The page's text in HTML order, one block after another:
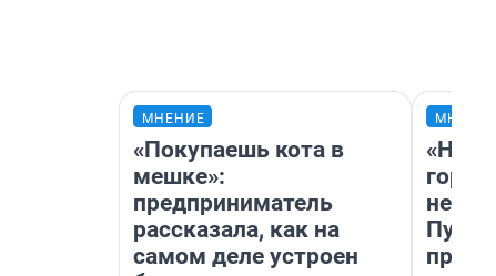
МНЕНИЕ
«Покупаешь кота в
мешке»:
предприниматель
рассказала, как на
самом деле устроен
«Нет